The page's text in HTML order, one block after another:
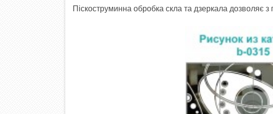
Піскоструминна обробка скла та дзеркала дозволяє